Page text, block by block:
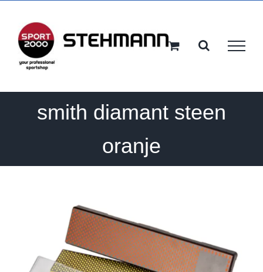
inhoud
smith diamant steen
oranje